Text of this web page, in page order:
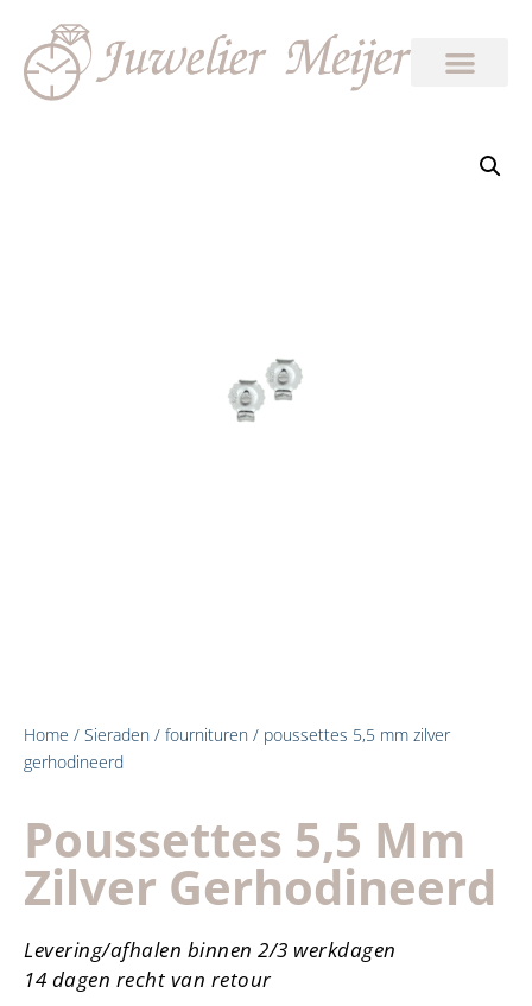
Home / Sieraden / fournituren / poussettes 5,5 mm zilver
gerhodineerd
Poussettes 5,5 Mm
Zilver Gerhodineerd
Levering/afhalen binnen 2/3 werkdagen
14 dagen recht van retour